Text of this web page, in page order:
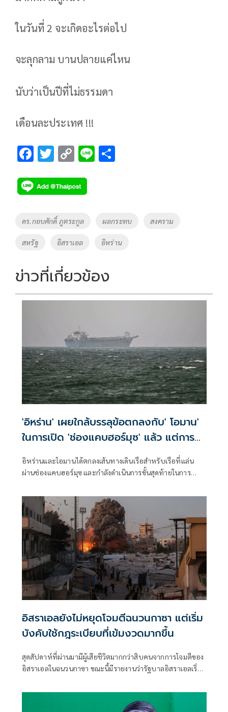
ในวันที่ 2 จะเกิดอะไรต่อไป
จะลุกลาม บานปลายแค่ไหน
นับว่าเป็นปีที่ไม่ธรรมดา
เดือนละประเทศ !!!
F
e
b
o
o
k
T
tt
er
C
p
y
Li
k
Li
Tags
ดร.กอบศักดิ์ ภูตระกูล ผลกระทบ สงคราม
สหรัฐ อิสราเอล อิหร่าน
ข่าวที่เกี่ยวข้อง
'อิหร่าน' เผยใกล้บรรลุข้อตกลงกับ' โอมาน'
ในการเปิด 'ช่องแคบฮอร์มุซ' แล้ว แต่การ
อิหร่านและโอมานได้ตกลงเส้นทางเดินเรือสำหรับเรือที่แล่น
ผ่านช่องแคบฮอร์มุซ และกำลังดำเนินการขั้นสุดท้ายในการ
กล่าวเมื่อวันพุธที่ผ่านมา แม้ว่าเหตุการณ์ด้านความมั่นคงล่าสุด
จะเน้นย้ำถึงความเสี่ยงที่ยังคงมีอยู่สำหรับการขนส่งทางเรือใน
ภูมิภาคก็ตาม
อิสราเอลยังไม่หยุดโจมตีฉนวนกาซา แต่เริ่ม
บังคับใช้กฎระเบียบที่เข้มงวดมากขึ้น
สุดสัปดาห์ที่ผ่านมามีผู้เสียชีวิตมากกว่าสิบคนจากการโจมตีของ
อิสราเอลในฉนวนกาซา ขณะนี้มีรายงานว่ารัฐบาลอิสราเอลเริ่ม